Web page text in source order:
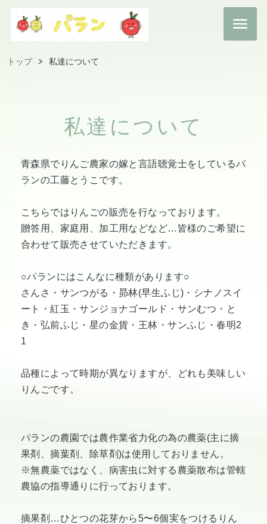
トップ 私達について
私達について
青森県でりんご農家の嫁と言語聴覚士をしているパ
ランの工藤とうこです。
こちらではりんごの販売を行なっております。
贈答用、家庭用、加工用などなど…皆様のご希望に
合わせて販売させていただきます。
○パランにはこんなに種類があります○
さんさ・サンつがる・昴林(早生ふじ)・シナノスイ
ート・紅玉・サンジョナゴールド・サンむつ・と
き・弘前ふじ・星の金貨・王林・サンふじ・春明2
1
品種によって時期が異なりますが、どれも美味しい
りんごです。
パランの農園では農作業省力化の為の農薬(主に摘
果剤、摘葉剤、除草剤)は使用しておりません。
※無農薬ではなく、病害虫に対する農薬散布は管轄
農協の指導通りに行っております。
摘果剤…ひとつの花芽から5〜6個実をつけるりん